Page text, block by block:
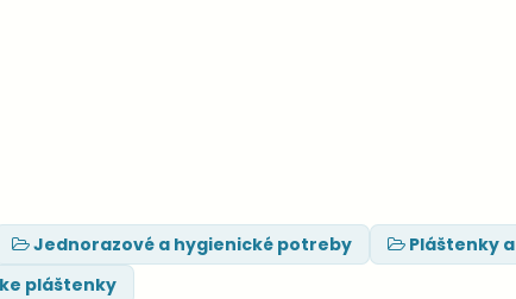
Jednorazové a hygienické potreby
Pláštenky
pláštenky